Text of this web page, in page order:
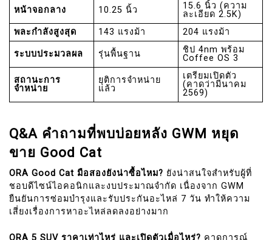
หน้าจอกลาง 10.25 นิ้ว
15.6 นิ้ว (ความ
ละเอียด 2.5K)
พละกำลังสูงสุด
143 แรงม้า 204 แรงม้า
ระบบประมวลผล รุ่นพื้นฐาน
ชิป 4nm พร้อม
Coffee OS 3
สถานะการ
จำหน่าย
ยุติการจำหน่าย
แล้ว
เตรียมเปิดตัว
(คาดว่ามีนาคม
2569)
Q&A คำถามที่พบบ่อยหลัง GWM หยุด
ขาย Good Cat
ORA Good Cat มือสองยังน่าซื้อไหม? ยังน่าสนใจสำหรับผู้ที่
ชอบดีไซน์ไอคอนิกและงบประมาณจำกัด เนื่องจาก GWM
ยืนยันการซ่อมบำรุงและรับประกันอะไหล่ 7 วัน ทำให้ความ
เสี่ยงเรื่องการหาอะไหล่ลดลงอย่างมาก
ORA 5 SUV ราคาเท่าไหร่ และเปิดตัวเมื่อไหร่? คาดการณ์